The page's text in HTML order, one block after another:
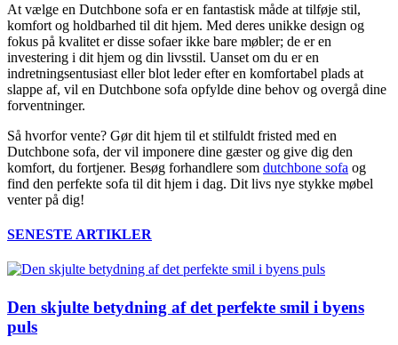
At vælge en Dutchbone sofa er en fantastisk måde at tilføje stil,
komfort og holdbarhed til dit hjem. Med deres unikke design og
fokus på kvalitet er disse sofaer ikke bare møbler; de er en
investering i dit hjem og din livsstil. Uanset om du er en
indretningsentusiast eller blot leder efter en komfortabel plads at
slappe af, vil en Dutchbone sofa opfylde dine behov og overgå dine
forventninger.
Så hvorfor vente? Gør dit hjem til et stilfuldt fristed med en
Dutchbone sofa, der vil imponere dine gæster og give dig den
komfort, du fortjener. Besøg forhandlere som dutchbone sofa og
find den perfekte sofa til dit hjem i dag. Dit livs nye stykke møbel
venter på dig!
SENESTE ARTIKLER
Den skjulte betydning af det perfekte smil i byens
puls